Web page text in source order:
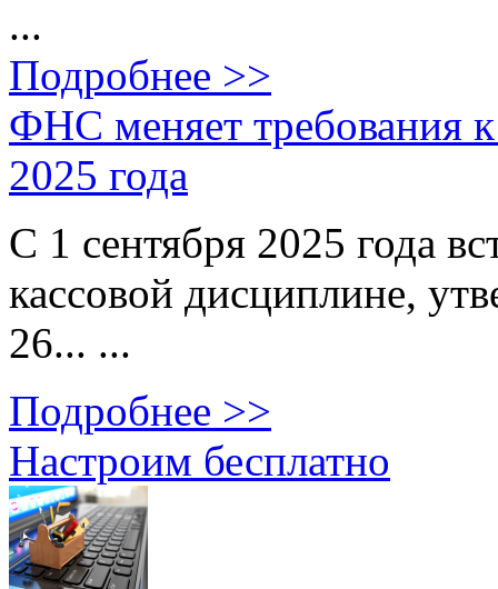
...
Подробнее >>
ФНС меняет требования
2025 года
С 1 сентября 2025 года
кассовой дисциплине,
26... ...
Подробнее >>
Настроим бесплатно